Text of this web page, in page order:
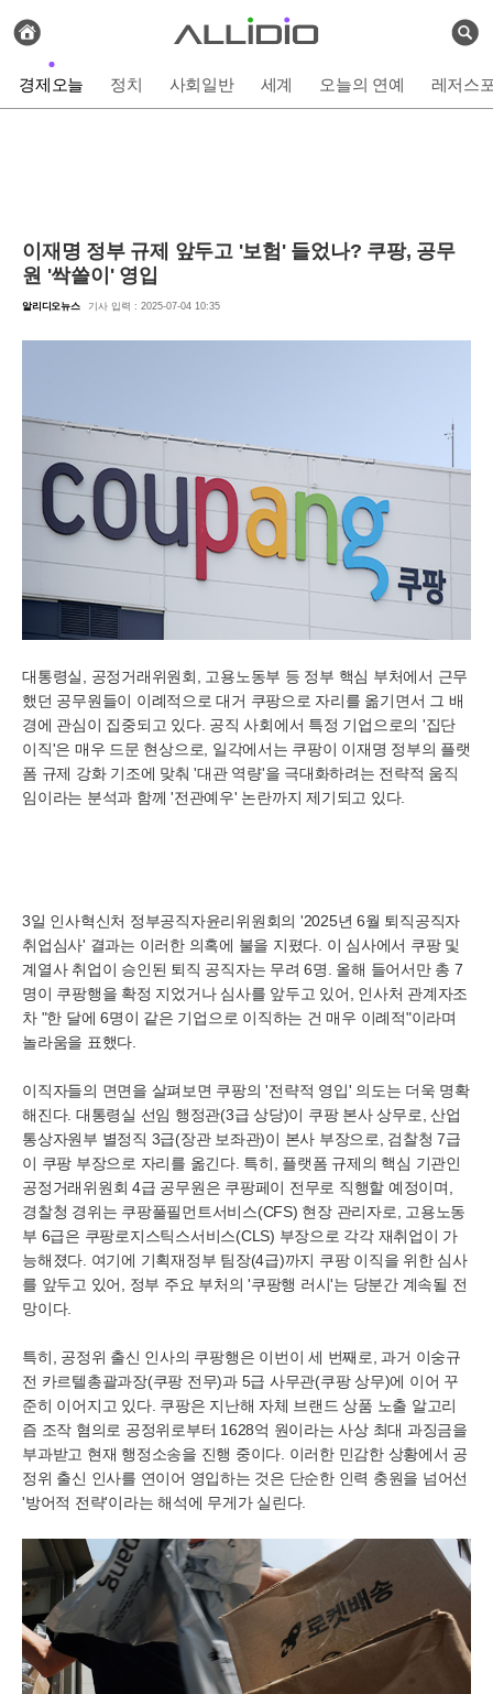
검
전
체
사
보
기
경제오늘 정치 사회일반 세계 오늘의 연예 레저스
이재명 정부 규제 앞두고 '보험' 들었나? 쿠팡, 공무
원 '싹쓸이' 영입
알리디오뉴스 기사 입력 : 2025-07-04 10:35
대통령실, 공정거래위원회, 고용노동부 등 정부 핵심 부처에서 근무
했던 공무원들이 이례적으로 대거 쿠팡으로 자리를 옮기면서 그 배
경에 관심이 집중되고 있다. 공직 사회에서 특정 기업으로의 '집단
이직'은 매우 드문 현상으로, 일각에서는 쿠팡이 이재명 정부의 플랫
폼 규제 강화 기조에 맞춰 '대관 역량'을 극대화하려는 전략적 움직
임이라는 분석과 함께 '전관예우' 논란까지 제기되고 있다.
3일 인사혁신처 정부공직자윤리위원회의 '2025년 6월 퇴직공직자
취업심사' 결과는 이러한 의혹에 불을 지폈다. 이 심사에서 쿠팡 및
계열사 취업이 승인된 퇴직 공직자는 무려 6명. 올해 들어서만 총 7
명이 쿠팡행을 확정 지었거나 심사를 앞두고 있어, 인사처 관계자조
차 "한 달에 6명이 같은 기업으로 이직하는 건 매우 이례적"이라며
놀라움을 표했다.
이직자들의 면면을 살펴보면 쿠팡의 '전략적 영입' 의도는 더욱 명확
해진다. 대통령실 선임 행정관(3급 상당)이 쿠팡 본사 상무로, 산업
통상자원부 별정직 3급(장관 보좌관)이 본사 부장으로, 검찰청 7급
이 쿠팡 부장으로 자리를 옮긴다. 특히, 플랫폼 규제의 핵심 기관인
공정거래위원회 4급 공무원은 쿠팡페이 전무로 직행할 예정이며,
경찰청 경위는 쿠팡풀필먼트서비스(CFS) 현장 관리자로, 고용노동
부 6급은 쿠팡로지스틱스서비스(CLS) 부장으로 각각 재취업이 가
능해졌다. 여기에 기획재정부 팀장(4급)까지 쿠팡 이직을 위한 심사
를 앞두고 있어, 정부 주요 부처의 '쿠팡행 러시'는 당분간 계속될 전
망이다.
특히, 공정위 출신 인사의 쿠팡행은 이번이 세 번째로, 과거 이숭규
전 카르텔총괄과장(쿠팡 전무)과 5급 사무관(쿠팡 상무)에 이어 꾸
준히 이어지고 있다. 쿠팡은 지난해 자체 브랜드 상품 노출 알고리
즘 조작 혐의로 공정위로부터 1628억 원이라는 사상 최대 과징금을
부과받고 현재 행정소송을 진행 중이다. 이러한 민감한 상황에서 공
정위 출신 인사를 연이어 영입하는 것은 단순한 인력 충원을 넘어선
'방어적 전략'이라는 해석에 무게가 실린다.